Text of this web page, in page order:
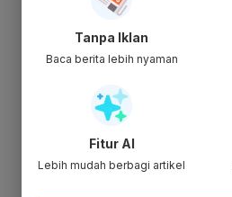
Tanpa Iklan
Baca berita lebih nyaman
Fitur AI
Lebih mudah berbagi artikel